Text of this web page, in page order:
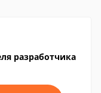
разработчика